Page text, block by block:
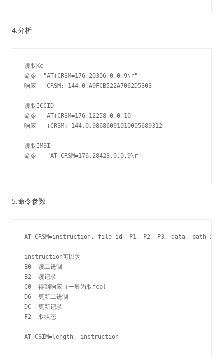
4.分析
读取Kc
命令  "AT+CRSM=176,20306,0,0,9\r"
响应  +CRSM: 144,0,A9FCB522A7062D5303
读取ICCID
命令   AT+CRSM=176,12258,0,0,10
响应   +CRSM: 144,0,98686091010005689312
读取IMSI
命令   "AT+CRSM=176,28423,0,0,9\r"
5.命令参数
AT+CRSM=instruction, file_id, P1, P2, P3, data, path_id
instruction可以为
B0  读二进制
B2  读记录
C0  得到响应（一般为取fcp)
D6  更新二进制
DC  更新记录
F2  取状态
AT+CSIM=length, instruction